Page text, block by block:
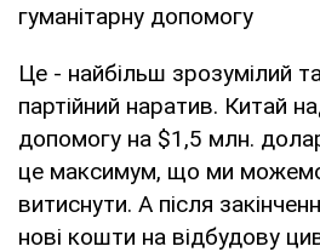
гуманітарну допомогу
Це - найбільш зрозумілий
партійний наратив. Китай
допомогу на $1,5 млн.
це максимум, що ми
витиснути. А після
нові кошти на відбудову